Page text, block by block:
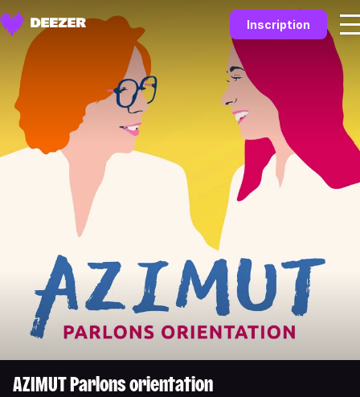
Inscription
AZIMUT Parlons orientation